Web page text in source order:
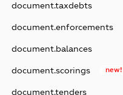
document.taxdebts
document.enforcements
document.balances
document.scorings new!
document.tenders